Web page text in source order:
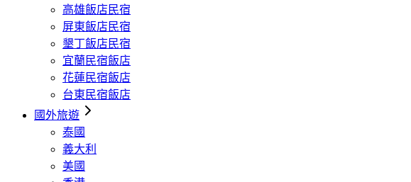
高雄飯店民宿
屏東飯店民宿
墾丁飯店民宿
宜蘭民宿飯店
花蓮民宿飯店
台東民宿飯店
國外旅遊
泰國
義大利
美國